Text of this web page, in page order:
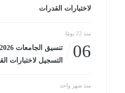
لاختبارات القدرات
منذ 22 يومًا
06
التسجيل لاختبارات القدرات
منذ شهر واحد